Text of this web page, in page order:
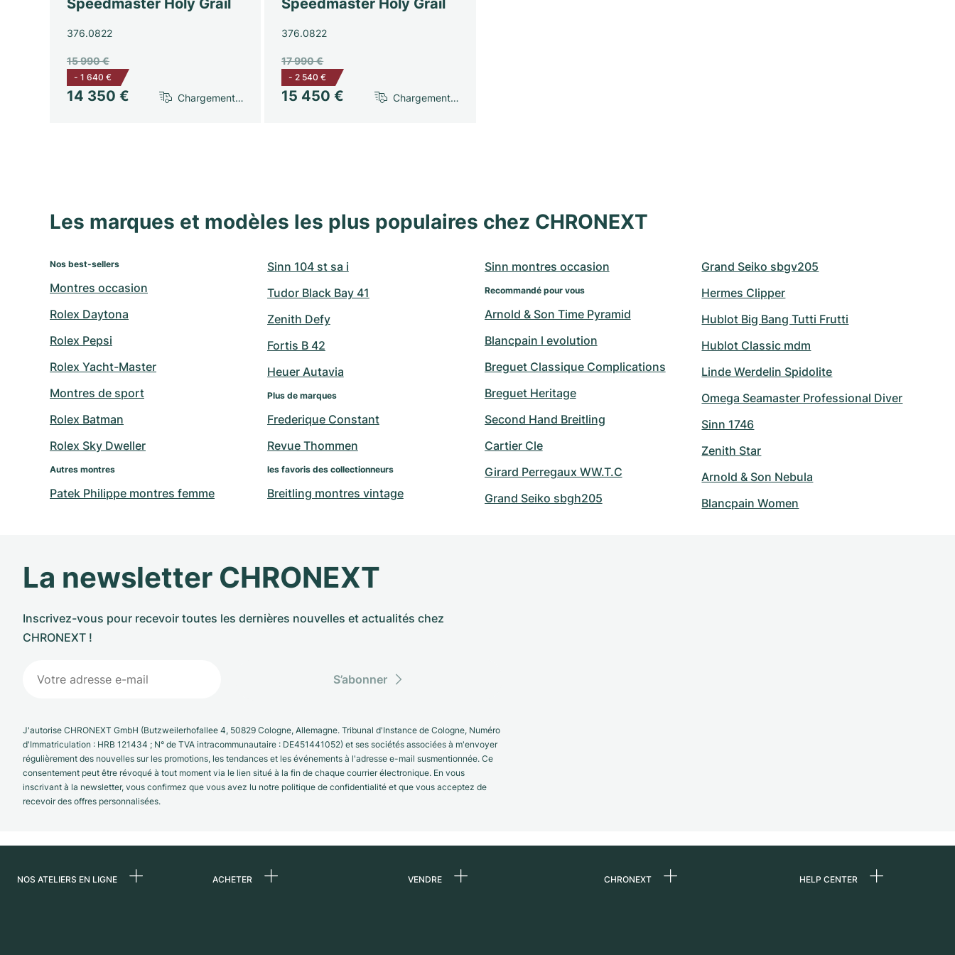
Speedmaster Holy Grail
376.0822
14 350 €
15 990 €
- 1 640 €
Chargement…
Speedmaster Holy Grail
376.0822
15 450 €
17 990 €
- 2 540 €
Chargement…
Les marques et modèles les plus populaires chez CHRONEXT
Nos best-sellers
Montres occasion
Rolex Daytona
Rolex Pepsi
Rolex Yacht-Master
Montres de sport
Rolex Batman
Rolex Sky Dweller
Autres montres
Patek Philippe montres femme
Sinn 104 st sa i
Tudor Black Bay 41
Zenith Defy
Fortis B 42
Heuer Autavia
Plus de marques
Frederique Constant
Revue Thommen
les favoris des collectionneurs
Breitling montres vintage
Sinn montres occasion
Recommandé pour vous
Arnold & Son Time Pyramid
Blancpain l evolution
Breguet Classique Complications
Breguet Heritage
Second Hand Breitling
Cartier Cle
Girard Perregaux WW.T.C
Grand Seiko sbgh205
Grand Seiko sbgv205
Hermes Clipper
Hublot Big Bang Tutti Frutti
Hublot Classic mdm
Linde Werdelin Spidolite
Omega Seamaster Professional Diver
Sinn 1746
Zenith Star
Arnold & Son Nebula
Blancpain Women
La newsletter CHRONEXT
Inscrivez-vous pour recevoir toutes les dernières nouvelles et actualités chez
CHRONEXT !
S’abonner
J'autorise CHRONEXT GmbH (Butzweilerhofallee 4, 50829 Cologne, Allemagne. Tribunal d'Instance de Cologne, Numéro
d'Immatriculation : HRB 121434 ; N° de TVA intracommunautaire : DE451441052) et ses sociétés associées à m'envoyer
régulièrement des nouvelles sur les promotions, les tendances et les événements à l'adresse e-mail susmentionnée. Ce
consentement peut être révoqué à tout moment via le lien situé à la fin de chaque courrier électronique. En vous
inscrivant à la newsletter, vous confirmez que vous avez lu notre politique de confidentialité et que vous acceptez de
recevoir des offres personnalisées.
NOS ATELIERS EN LIGNE ACHETER VENDRE CHRONEXT HELP CENTER